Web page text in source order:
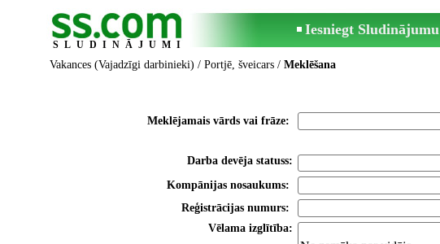
SLUDINĀJUMI
Iesniegt Sludinājumu
Vakances (Vajadzīgi darbinieki) / Portjē, šveicars / Meklēšana
Meklējamais vārds vai frāze:
Darba devēja statuss:
Kompānijas nosaukums:
Reģistrācijas numurs:
Vēlama izglītība: